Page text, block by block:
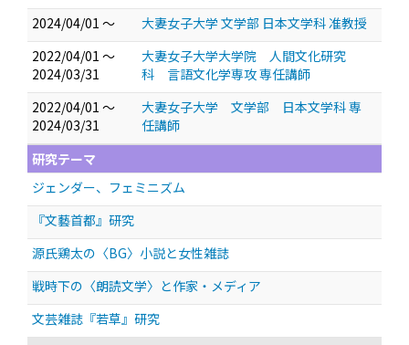
2024/04/01 ～
大妻女子大学 文学部 日本文学科 准教授
2022/04/01 ～
2024/03/31
大妻女子大学大学院 人間文化研究
科 言語文化学専攻 専任講師
2022/04/01 ～
2024/03/31
大妻女子大学 文学部 日本文学科 専
任講師
研究テーマ
ジェンダー、フェミニズム
『文藝首都』研究
源氏鶏太の〈BG〉小説と女性雑誌
戦時下の〈朗読文学〉と作家・メディア
文芸雑誌『若草』研究